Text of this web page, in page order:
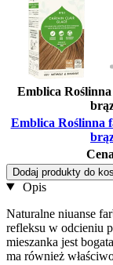
Emblica
Emblica Roślinna
Dodaj produkty do
Opis
Naturalne niuanse
refleksu w odcieniu
mieszanka jest
ma również